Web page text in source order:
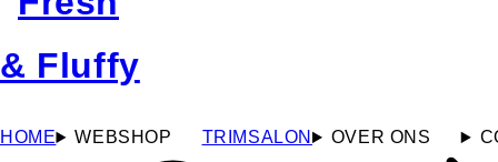
HOME WEBSHOP TRIMSALON OVER ONS